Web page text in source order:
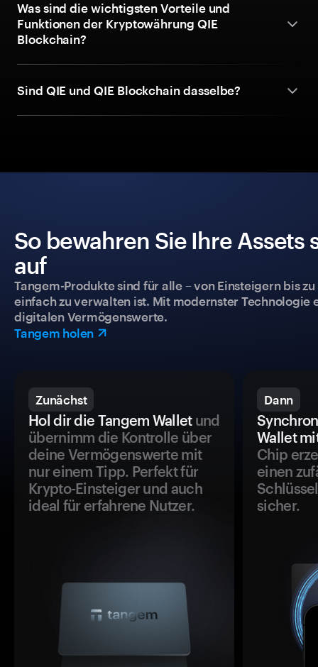
Was sind die wichtigsten Vorteile und
Funktionen der Kryptowährung QIE
Blockchain?
Sind QIE und QIE Blockchain dasselbe?
So bewahren Sie Ihre
auf
Tangem-Produkte sind für alle – von Einsteigern bis
einfach zu verwalten ist. Mit modernster
digitalen Vermögenswerte.
Tangem holen
Zunächst
Hol dir die Tangem Walletund
übernimm die Kontrolle über
deine Vermögenswerte mit
nur einem Tipp. Perfekt für
Krypto-Einsteiger und auch
ideal für erfahrene Nutzer.
Dann
Wallet
Chip
einen
sicher.